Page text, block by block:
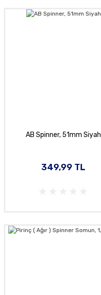
AB Spinner, 51mm Siyah
349,99 TL